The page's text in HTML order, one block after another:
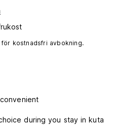
kostnadsfri avbokning.
during you stay in kuta